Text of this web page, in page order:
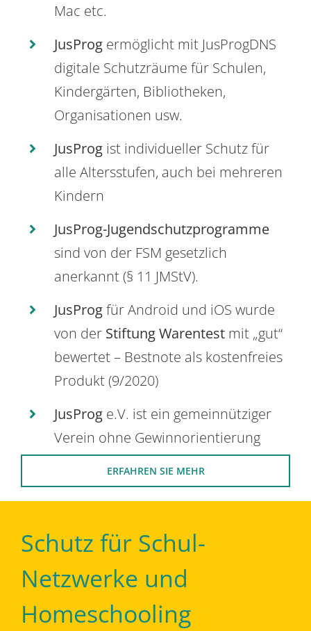
Mac etc.
JusProg ermöglicht mit JusProgDNS
digitale Schutzräume für Schulen,
Kindergärten, Bibliotheken,
Organisationen usw.
JusProg ist individueller Schutz für
alle Altersstufen, auch bei mehreren
Kindern
JusProg-Jugendschutzprogramme
sind von der FSM gesetzlich
anerkannt (§ 11 JMStV).
JusProgfür Android und iOS wurde
von der Stiftung Warentest mit „gut“
bewertet – Bestnote als kostenfreies
Produkt (9/2020)
JusProg e.V. ist ein gemeinnütziger
Verein ohne Gewinnorientierung
ERFAHREN SIE MEHR
Schutz für Schul-
Netzwerke und
Homeschooling